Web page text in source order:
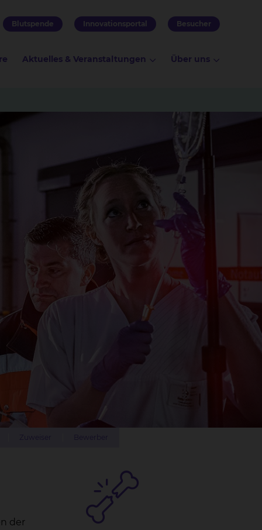
Blutspende Innovationsportal Besucher
Aktuelles & Veranstaltungen Über uns
der